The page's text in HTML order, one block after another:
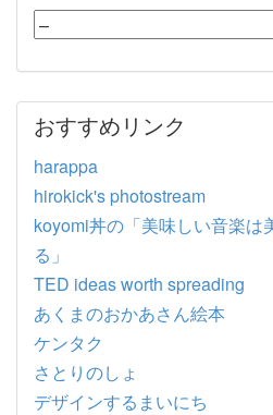
おすすめリンク
harappa
hirokick's photostream
koyomi丼の「美味しい音楽は
る」
TED ideas worth spreading
あくまのおかあさん絵本
ケンタク
さとりのしょ
デザインするまいにち